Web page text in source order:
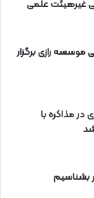
غیرهیئت علمی
موسسه رازی برگزار
مذاکره با
بشناسیم